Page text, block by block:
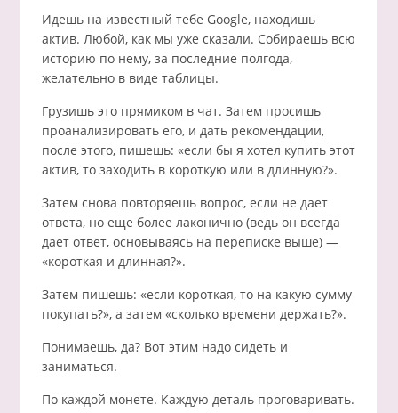
Идешь на известный тебе Google, находишь
актив. Любой, как мы уже сказали. Собираешь всю
историю по нему, за последние полгода,
желательно в виде таблицы.
Грузишь это прямиком в чат. Затем просишь
проанализировать его, и дать рекомендации,
после этого, пишешь: «если бы я хотел купить этот
актив, то заходить в короткую или в длинную?».
Затем снова повторяешь вопрос, если не дает
ответа, но еще более лаконично (ведь он всегда
дает ответ, основываясь на переписке выше) —
«короткая и длинная?».
Затем пишешь: «если короткая, то на какую сумму
покупать?», а затем «сколько времени держать?».
Понимаешь, да? Вот этим надо сидеть и
заниматься.
По каждой монете. Каждую деталь проговаривать.